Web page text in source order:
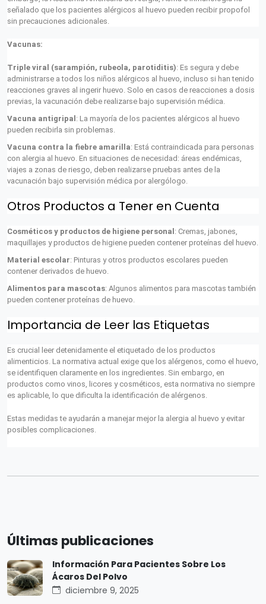
señalado que los pacientes alérgicos al huevo pueden recibir propofol
sin precauciones adicionales.
Vacunas:
Triple viral (sarampión, rubeola, parotiditis): Es segura y debe
administrarse a todos los niños alérgicos al huevo, incluso si han tenido
reacciones graves al ingerir huevo. Solo en casos de reacciones a dosis
previas, la vacunación debe realizarse bajo supervisión médica.
Vacuna antigripal: La mayoría de los pacientes alérgicos al huevo
pueden recibirla sin problemas.
Vacuna contra la fiebre amarilla: Está contraindicada para personas
con alergia al huevo. En situaciones de necesidad: áreas endémicas,
viajes a zonas de riesgo, deben realizarse pruebas antes de la
vacunación bajo supervisión médica por alergólogo.
Otros Productos a Tener en Cuenta
Cosméticos y productos de higiene personal: Cremas, jabones,
maquillajes y productos de higiene pueden contener proteínas del huevo.
Material escolar: Pinturas y otros productos escolares pueden
contener derivados de huevo.
Alimentos para mascotas: Algunos alimentos para mascotas también
pueden contener proteínas de huevo.
Importancia de Leer las Etiquetas
Es crucial leer detenidamente el etiquetado de los productos
alimenticios. La normativa actual exige que los alérgenos, como el huevo,
se identifiquen claramente en los ingredientes. Sin embargo, en
productos como vinos, licores y cosméticos, esta normativa no siempre
es aplicable, lo que dificulta la identificación de alérgenos.
Estas medidas te ayudarán a manejar mejor la alergia al huevo y evitar
posibles complicaciones.
Últimas publicaciones
Información Para Pacientes Sobre Los
Ácaros Del Polvo
diciembre 9, 2025